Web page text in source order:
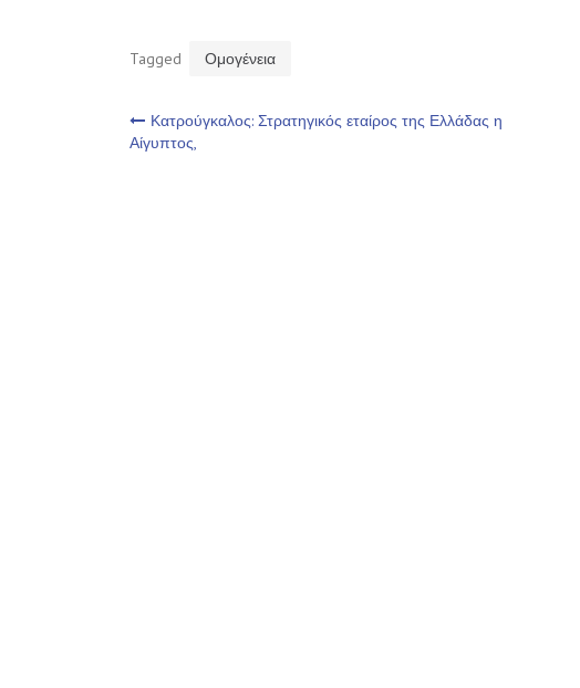
Tagged Ομογένεια
Πλοήγηση
Κατρούγκαλος: Στρατηγικός εταίρος της Ελλάδας η
Αίγυπτος,